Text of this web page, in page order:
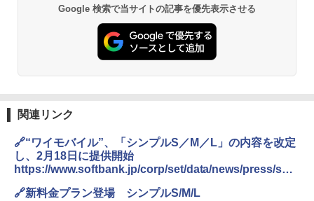
Google 検索で当サイトの記事を優先表示させる
関連リンク
🔗“ワイモバイル”、「シンプルS／M／L」の内容を改定
し、2月18日に提供開始
https://www.softbank.jp/corp/set/data/news/press/sbk
🔗新料金プラン登場 シンプルS/M/L